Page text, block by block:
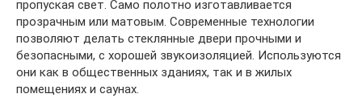
пропуская свет. Само полотно изготавливается
прозрачным или матовым. Современные технологии
позволяют делать стеклянные двери прочными и
безопасными, с хорошей звукоизоляцией. Используются
они как в общественных зданиях, так и в жилых
помещениях и саунах.